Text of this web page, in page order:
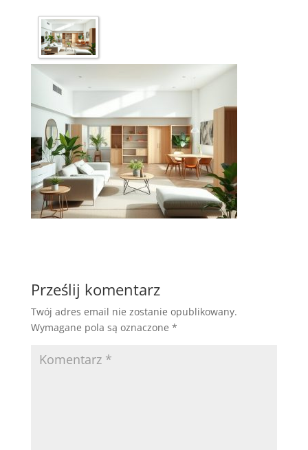
Prześlij komentarz
Twój adres email nie zostanie opublikowany.
Wymagane pola są oznaczone *